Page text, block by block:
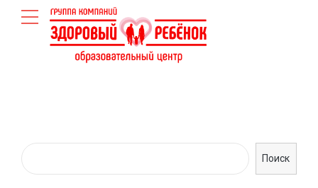
Поиск